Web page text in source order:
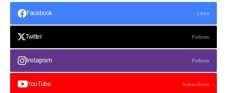
Facebook Likes
Twitter Follows
Instagram Follows
YouTube Subscribers